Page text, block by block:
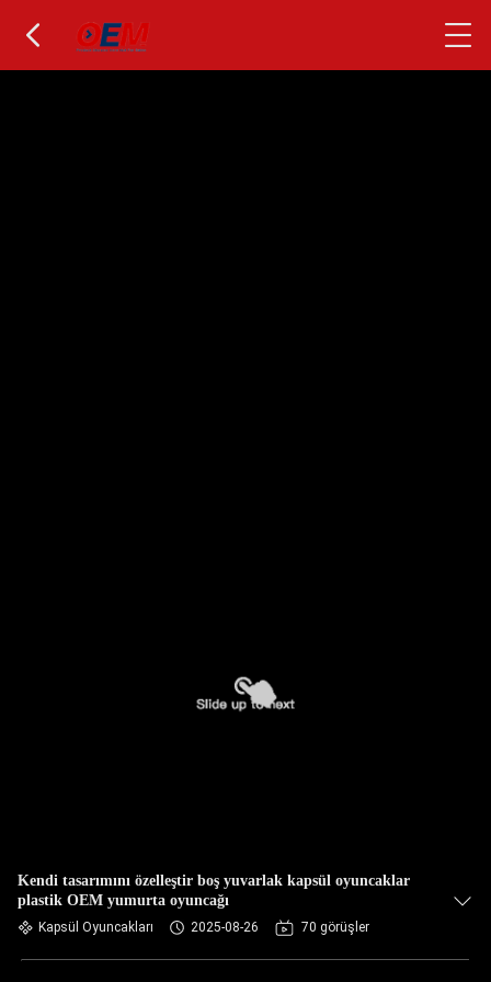
Kendi tasarımını özelleştir boş yuvarlak kapsül oyuncaklar
plastik OEM yumurta oyuncağı
Kapsül Oyuncakları 2025-08-26 70 görüşler